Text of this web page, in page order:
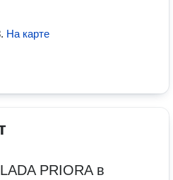
. На карте
PRIORA в